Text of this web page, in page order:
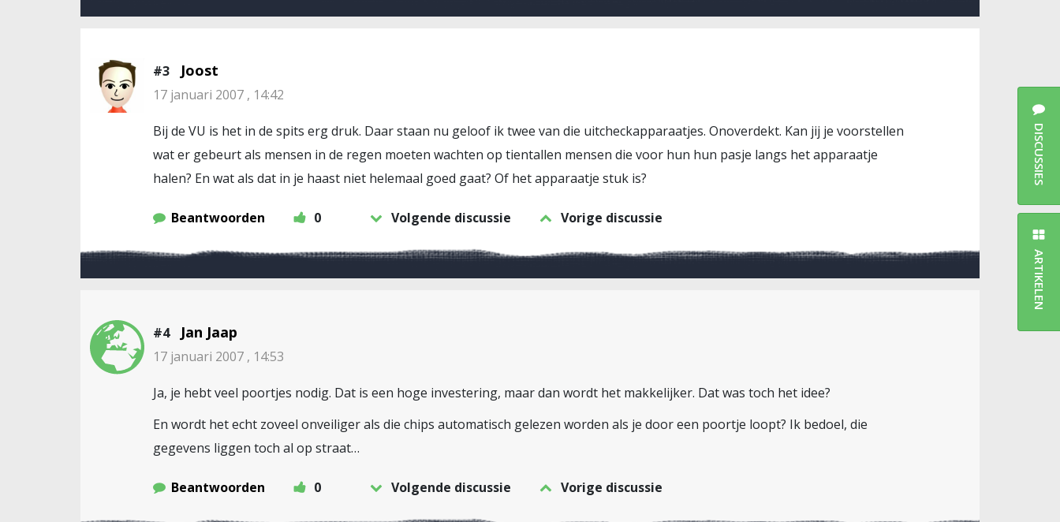
#3 Joost
17 januari 2007 , 14:42
Bij de VU is het in de spits erg druk. Daar staan nu geloof ik twee van die uitcheckapparaatjes. Onoverdekt. Kan jij je voorstellen
wat er gebeurt als mensen in de regen moeten wachten op tientallen mensen die voor hun hun pasje langs het apparaatje
halen? En wat als dat in je haast niet helemaal goed gaat? Of het apparaatje stuk is?
Beantwoorden 0 Volgende discussie Vorige discussie
#4 Jan Jaap
17 januari 2007 , 14:53
Ja, je hebt veel poortjes nodig. Dat is een hoge investering, maar dan wordt het makkelijker. Dat was toch het idee?
En wordt het echt zoveel onveiliger als die chips automatisch gelezen worden als je door een poortje loopt? Ik bedoel, die
gegevens liggen toch al op straat…
Beantwoorden 0 Volgende discussie Vorige discussie
DISCUSSIES
ARTIKELEN